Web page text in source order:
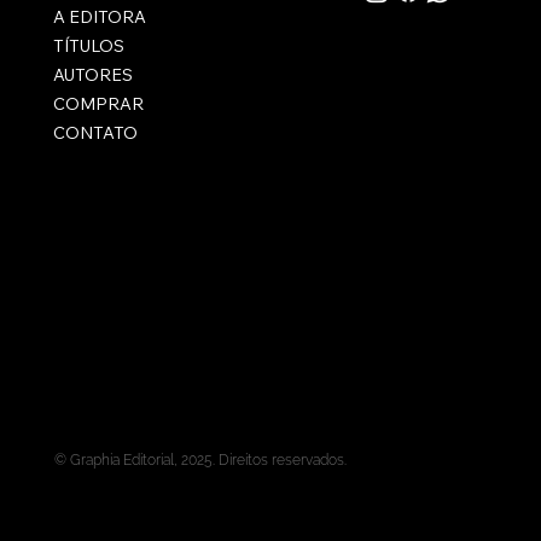
© Graphia Editorial, 2025. Direitos reservados.
A EDITORA
TÍTULOS
AUTORES
COMPRAR
CONTATO